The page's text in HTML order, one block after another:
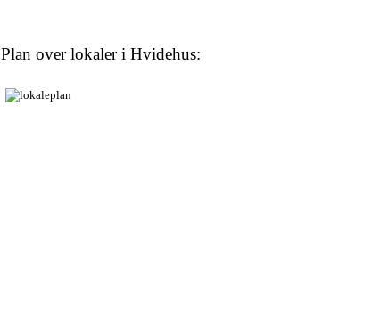
Plan over lokaler i Hvidehus: